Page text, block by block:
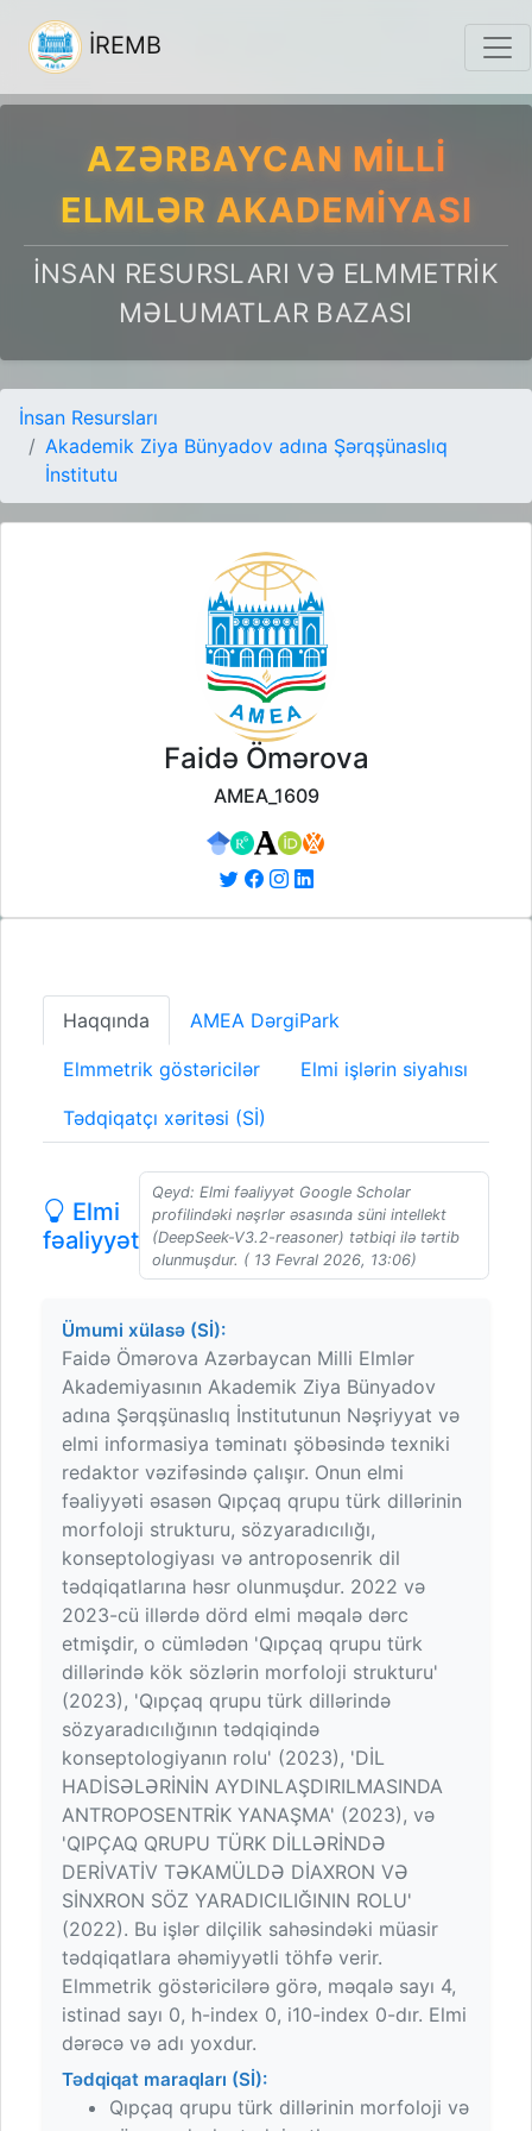
İREMB
AZƏRBAYCAN MILLI
ELMLƏR AKADEMIYASI
İNSAN RESURSLARI VƏ ELMMETRIK
MƏLUMATLAR BAZASI
İnsan Resursları
Akademik Ziya Bünyadov adına Şərqşünaslıq
İnstitutu
Faidə Ömərova
AMEA_1609
Haqqında AMEA DərgiPark
Elmmetrik göstəricilər Elmi işlərin siyahısı
Tədqiqatçı xəritəsi (Sİ)
Elmi
fəaliyyət
Qeyd: Elmi fəaliyyət Google Scholar
profilindəki nəşrlər əsasında süni intellekt
(DeepSeek-V3.2-reasoner) tətbiqi ilə tərtib
olunmuşdur. ( 13 Fevral 2026, 13:06)
Ümumi xülasə (Sİ):
Faidə Ömərova Azərbaycan Milli Elmlər
Akademiyasının Akademik Ziya Bünyadov
adına Şərqşünaslıq İnstitutunun Nəşriyyat və
elmi informasiya təminatı şöbəsində texniki
redaktor vəzifəsində çalışır. Onun elmi
fəaliyyəti əsasən Qıpçaq qrupu türk dillərinin
morfoloji strukturu, sözyaradıcılığı,
konseptologiyası və antroposenrik dil
tədqiqatlarına həsr olunmuşdur. 2022 və
2023-cü illərdə dörd elmi məqalə dərc
etmişdir, o cümlədən 'Qıpçaq qrupu türk
dillərində kök sözlərin morfoloji strukturu'
(2023), 'Qıpçaq qrupu türk dillərində
sözyaradıcılığının tədqiqində
konseptologiyanın rolu' (2023), 'DİL
HADİSƏLƏRİNİN AYDINLAŞDIRILMASINDA
ANTROPOSENTRİK YANAŞMA' (2023), və
'QIPÇAQ QRUPU TÜRK DİLLƏRİNDƏ
DERİVATİV TƏKAMÜLDƏ DİAXRON VƏ
SİNXRON SÖZ YARADICILIĞININ ROLU'
(2022). Bu işlər dilçilik sahəsindəki müasir
tədqiqatlara əhəmiyyətli töhfə verir.
Elmmetrik göstəricilərə görə, məqalə sayı 4,
istinad sayı 0, h-index 0, i10-index 0-dır. Elmi
dərəcə və adı yoxdur.
Tədqiqat maraqları (Sİ):
Qıpçaq qrupu türk dillərinin morfoloji və